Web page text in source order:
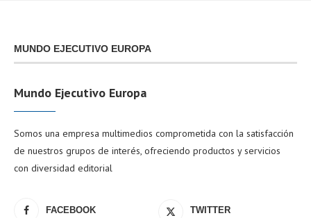
MUNDO EJECUTIVO EUROPA
Mundo Ejecutivo Europa
Somos una empresa multimedios comprometida con la satisfacción
de nuestros grupos de interés, ofreciendo productos y servicios
con diversidad editorial
FACEBOOK TWITTER